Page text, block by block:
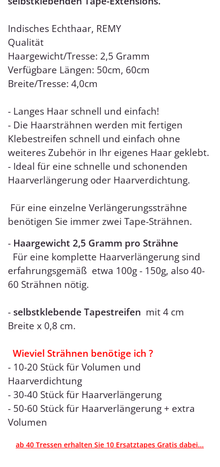
Indisches Echthaar, REMY
Qualität
Haargewicht/Tresse: 2,5 Gramm
Verfügbare Längen: 50cm, 60cm
Breite/Tresse: 4,0cm
- Langes Haar schnell und einfach!
- Die Haarsträhnen werden mit fertigen
Klebestreifen schnell und einfach ohne
weiteres Zubehör in Ihr eigenes Haar geklebt.
- Ideal für eine schnelle und schonenden
Haarverlängerung oder Haarverdichtung.
Für eine einzelne Verlängerungssträhne
benötigen Sie immer zwei Tape-Strähnen.
- Haargewicht 2,5 Gramm pro Strähne
Für eine komplette Haarverlängerung sind
erfahrungsgemäß etwa 100g - 150g, also 40-
60 Strähnen nötig.
- selbstklebende Tapestreifen mit 4 cm
Breite x 0,8 cm.
Wieviel Strähnen benötige ich ?
- 10-20 Stück für Volumen und
Haarverdichtung
- 30-40 Stück für Haarverlängerung
- 50-60 Stück für Haarverlängerung + extra
Volumen
ab 40 Tressen erhalten Sie 10 Ersatztapes Gratis dabei...